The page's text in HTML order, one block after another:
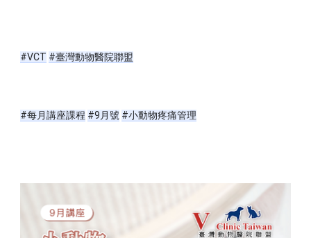
#VCT #臺灣動物醫院聯盟
#每月講座課程 #9月號 #小動物疼痛管理